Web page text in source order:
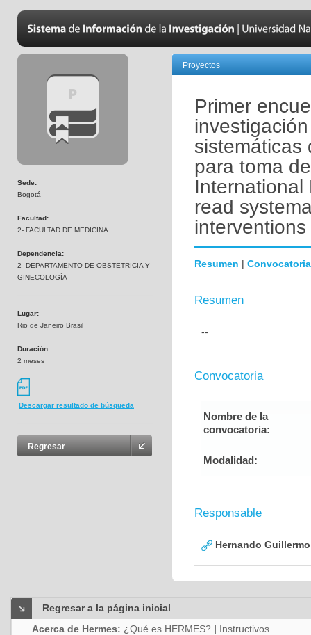
Sede:
Bogotá
Facultad:
2- FACULTAD DE MEDICINA
Dependencia:
2- DEPARTAMENTO DE OBSTETRICIA Y
GINECOLOGÍA
Lugar:
Rio de Janeiro Brasil
Duración:
2 meses
Descargar resultado de búsqueda
Regresar
Proyectos
Primer
sistemáticas
para toma
International
read
Resumen | Convocatoria
Resumen
--
Convocatoria
Nombre de la
convocatoria:
Modalidad:
Responsable
Hernando
Regresar a la página inicial
Acerca de Hermes: ¿Qué es HERMES? | Instructivos